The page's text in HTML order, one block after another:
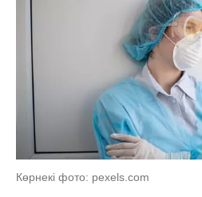
Көрнекі фото: pexels.com